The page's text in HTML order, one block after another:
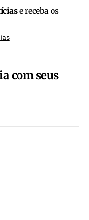
e receba os
com seus